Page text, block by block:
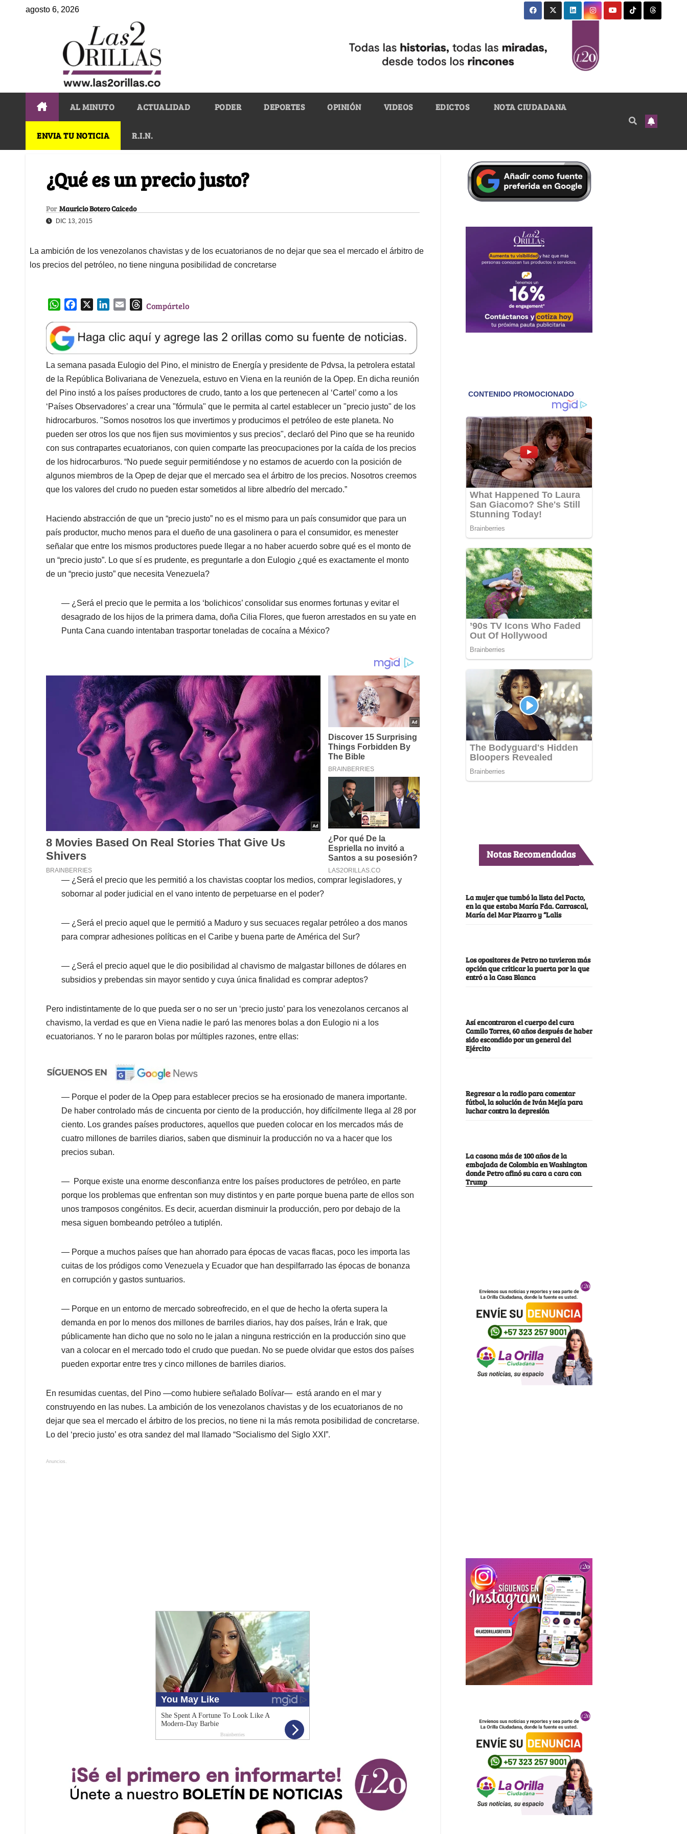
agosto 6, 2026
AL MINUTO ACTUALIDAD PODER DEPORTES OPINIÓN VIDEOS EDICTOS NOTA CIUDADANA
ENVIA TU NOTICIA R.I.N.
¿Qué es un precio justo?
Por Mauricio Botero Caicedo
DIC 13, 2015
La ambición de los venezolanos chavistas y de los ecuatorianos de no dejar que sea el mercado el árbitro de
los precios del petróleo, no tiene ninguna posibilidad de concretarse
W
a
t
s
A
p
p
e
b
o
o
k
k
e
d
I
n
l
T
e
a
d
s
Compártelo
La semana pasada Eulogio del Pino, el ministro de Energía y presidente de Pdvsa, la petrolera estatal
de la República Bolivariana de Venezuela, estuvo en Viena en la reunión de la Opep. En dicha reunión
del Pino instó a los países productores de crudo, tanto a los que pertenecen al ‘Cartel’ como a los
‘Países Observadores’ a crear una "fórmula" que le permita al cartel establecer un "precio justo" de los
hidrocarburos. "Somos nosotros los que invertimos y producimos el petróleo de este planeta. No
pueden ser otros los que nos fijen sus movimientos y sus precios", declaró del Pino que se ha reunido
con sus contrapartes ecuatorianos, con quien comparte las preocupaciones por la caída de los precios
de los hidrocarburos. “No puede seguir permitiéndose y no estamos de acuerdo con la posición de
algunos miembros de la Opep de dejar que el mercado sea el árbitro de los precios. Nosotros creemos
que los valores del crudo no pueden estar sometidos al libre albedrío del mercado.”
Haciendo abstracción de que un “precio justo” no es el mismo para un país consumidor que para un
país productor, mucho menos para el dueño de una gasolinera o para el consumidor, es menester
señalar que entre los mismos productores puede llegar a no haber acuerdo sobre qué es el monto de
un “precio justo”. Lo que sí es prudente, es preguntarle a don Eulogio ¿qué es exactamente el monto
de un “precio justo” que necesita Venezuela?
— ¿Será el precio que le permita a los ‘bolichicos’ consolidar sus enormes fortunas y evitar el
desagrado de los hijos de la primera dama, doña Cilia Flores, que fueron arrestados en su yate en
Punta Cana cuando intentaban trasportar toneladas de cocaína a México?
— ¿Será el precio que les permitió a los chavistas cooptar los medios, comprar legisladores, y
sobornar al poder judicial en el vano intento de perpetuarse en el poder?
— ¿Será el precio aquel que le permitió a Maduro y sus secuaces regalar petróleo a dos manos
para comprar adhesiones políticas en el Caribe y buena parte de América del Sur?
— ¿Será el precio aquel que le dio posibilidad al chavismo de malgastar billones de dólares en
subsidios y prebendas sin mayor sentido y cuya única finalidad es comprar adeptos?
Pero indistintamente de lo que pueda ser o no ser un ‘precio justo’ para los venezolanos cercanos al
chavismo, la verdad es que en Viena nadie le paró las menores bolas a don Eulogio ni a los
ecuatorianos. Y no le pararon bolas por múltiples razones, entre ellas:
— Porque el poder de la Opep para establecer precios se ha erosionado de manera importante.
De haber controlado más de cincuenta por ciento de la producción, hoy difícilmente llega al 28 por
ciento. Los grandes países productores, aquellos que pueden colocar en los mercados más de
cuatro millones de barriles diarios, saben que disminuir la producción no va a hacer que los
precios suban.
— Porque existe una enorme desconfianza entre los países productores de petróleo, en parte
porque los problemas que enfrentan son muy distintos y en parte porque buena parte de ellos son
unos tramposos congénitos. Es decir, acuerdan disminuir la producción, pero por debajo de la
mesa siguen bombeando petróleo a tutiplén.
— Porque a muchos países que han ahorrado para épocas de vacas flacas, poco les importa las
cuitas de los pródigos como Venezuela y Ecuador que han despilfarrado las épocas de bonanza
en corrupción y gastos suntuarios.
— Porque en un entorno de mercado sobreofrecido, en el que de hecho la oferta supera la
demanda en por lo menos dos millones de barriles diarios, hay dos países, Irán e Irak, que
públicamente han dicho que no solo no le jalan a ninguna restricción en la producción sino que
van a colocar en el mercado todo el crudo que puedan. No se puede olvidar que estos dos países
pueden exportar entre tres y cinco millones de barriles diarios.
En resumidas cuentas, del Pino —como hubiere señalado Bolívar— está arando en el mar y
construyendo en las nubes. La ambición de los venezolanos chavistas y de los ecuatorianos de no
dejar que sea el mercado el árbitro de los precios, no tiene ni la más remota posibilidad de concretarse.
Lo del ‘precio justo’ es otra sandez del mal llamado “Socialismo del Siglo XXI”.
Anuncios.
Notas Recomendadas
La mujer que tumbó la lista del Pacto,
en la que estaba María Fda. Carrascal,
María del Mar Pizarro y “Lalis
Los opositores de Petro no tuvieron más
opción que criticar la puerta por la que
entró a la Casa Blanca
Así encontraron el cuerpo del cura
Camilo Torres, 60 años después de haber
sido escondido por un general del
Ejército
Regresar a la radio para comentar
fútbol, la solución de Iván Mejía para
luchar contra la depresión
La casona más de 100 años de la
embajada de Colombia en Washington
donde Petro afinó su cara a cara con
Trump